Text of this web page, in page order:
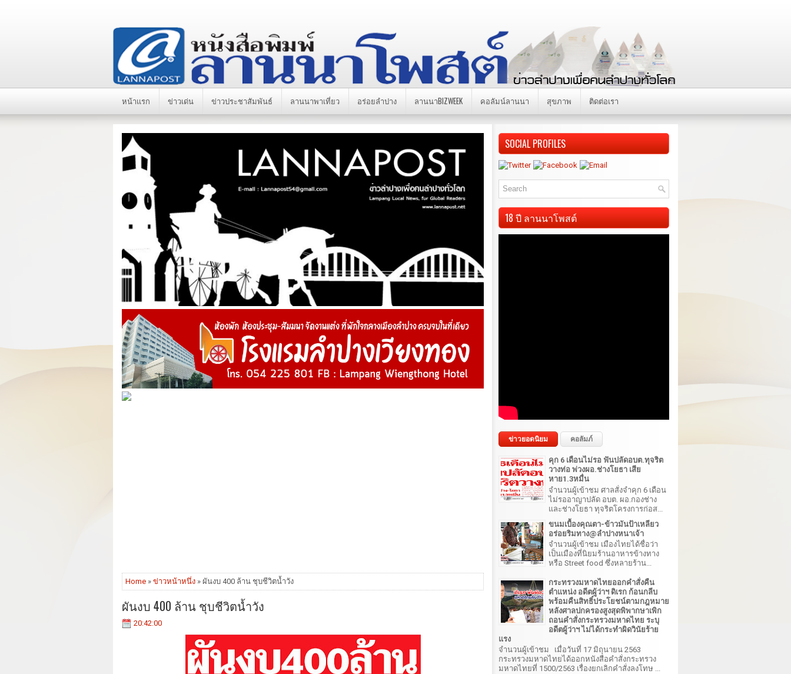
หน้าแรก ข่าวเด่น ข่าวประชาสัมพันธ์ ลานนาพาเที่ยว อร่อยลำปาง ลานนาBIZWEEK คอลัมน์ลานนา สุขภาพ ติดต่อเรา
Home » ข่าวหน้าหนึ่ง » ผันงบ 400 ล้าน ชุบชีวิตน้ำวัง
ผันงบ 400 ล้าน ชุบชีวิตน้ำวัง
20:42:00
SOCIAL PROFILES
18 ปี ลานนาโพสต์
ข่าวยอดนิยม คอลัมภ์
คุก 6 เดือนไม่รอ ฟันปลัดอบต.ทุจริต
วางท่อ พ่วงผอ.ช่างโยธา เสีย
หาย1.3หมื่น
จำนวนผู้เข้าชม ศาลสั่งจำคุก 6 เดือน
ไม่รออาญาปลัด อบต. ผอ.กองช่าง
และช่างโยธา ทุจริตโครงการก่อส...
ขนมเบื้องคุณตา-ข้าวมันป้าเหลียว
อร่อยริมทาง@ลำปางหนาเจ้า
จำนวนผู้เข้าชม เมืองไทยได้ชื่อว่า
เป็นเมืองที่นิยมร้านอาหารข้างทาง
หรือ Street food ซึ่งหลายร้าน...
กระทรวงมหาดไทยออกคำสั่งคืน
ตำแหน่ง อดีตผู้ว่าฯ ดิเรก ก้อนกลีบ
พร้อมคืนสิทธิ์ประโยชน์ตามกฎหมาย
หลังศาลปกครองสูงสุดพิพากษาเพิก
ถอนคำสั่งกระทรวงมหาดไทย ระบุ
อดีตผู้ว่าฯ ไม่ได้กระทำผิดวินัยร้าย
แรง
จำนวนผู้เข้าชม เมื่อวันที่ 17 มิถุนายน 2563
กระทรวงมหาดไทยได้ออกหนังสือคำสั่งกระทรวง
มหาดไทยที่ 1500/2563 เรื่องยกเลิกคำสั่งลงโทษ ...